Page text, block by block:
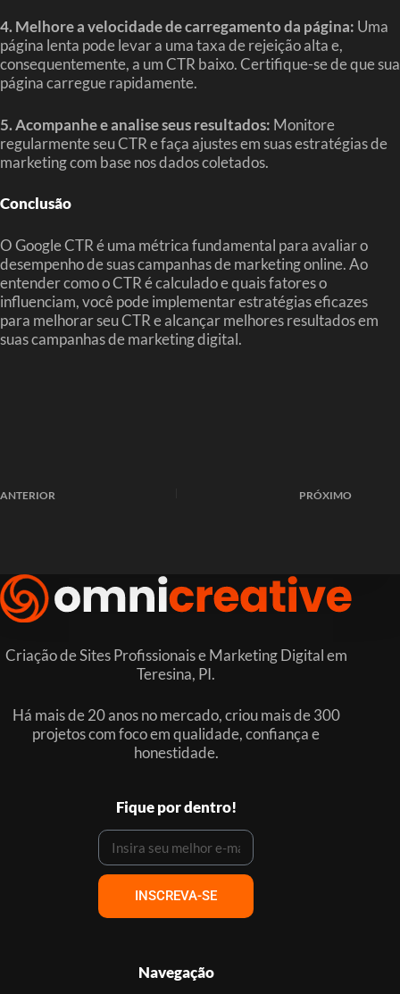
4. Melhore a velocidade de carregamento da página: Uma
página lenta pode levar a uma taxa de rejeição alta e,
consequentemente, a um CTR baixo. Certifique-se de que sua
página carregue rapidamente.
5. Acompanhe e analise seus resultados: Monitore
regularmente seu CTR e faça ajustes em suas estratégias de
marketing com base nos dados coletados.
Conclusão
O Google CTR é uma métrica fundamental para avaliar o
desempenho de suas campanhas de marketing online. Ao
entender como o CTR é calculado e quais fatores o
influenciam, você pode implementar estratégias eficazes
para melhorar seu CTR e alcançar melhores resultados em
suas campanhas de marketing digital.
ANTERIOR PRÓXIMO
Criação de Sites Profissionais e Marketing Digital em
Teresina, PI.
Há mais de 20 anos no mercado, criou mais de 300
projetos com foco em qualidade, confiança e
honestidade.
Fique por dentro!
INSCREVA-SE
Navegação